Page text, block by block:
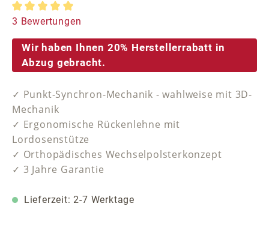
Durchschnittliche Bewertung von 5 von 5 Sternen
3 Bewertungen
Wir haben Ihnen 20% Herstellerrabatt in
Abzug gebracht.
✓ Punkt-Synchron-Mechanik - wahlweise mit 3D-
Mechanik
✓ Ergonomische Rückenlehne mit
Lordosenstütze
✓ Orthopädisches Wechselpolsterkonzept
✓ 3 Jahre Garantie
Lieferzeit: 2-7 Werktage